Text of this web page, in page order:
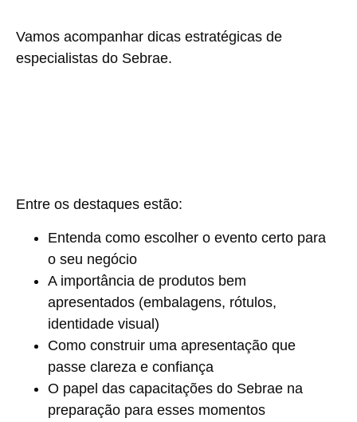
Vamos acompanhar dicas estratégicas de
especialistas do Sebrae.
Entre os destaques estão:
Entenda como escolher o evento certo para
o seu negócio
A importância de produtos bem
apresentados (embalagens, rótulos,
identidade visual)
Como construir uma apresentação que
passe clareza e confiança
O papel das capacitações do Sebrae na
preparação para esses momentos